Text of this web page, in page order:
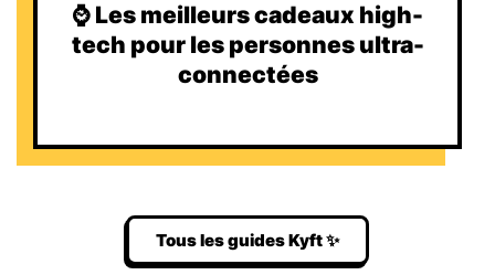
⌚️ Les meilleurs cadeaux high-
tech pour les personnes ultra-
connectées
Tous les guides Kyft ✨